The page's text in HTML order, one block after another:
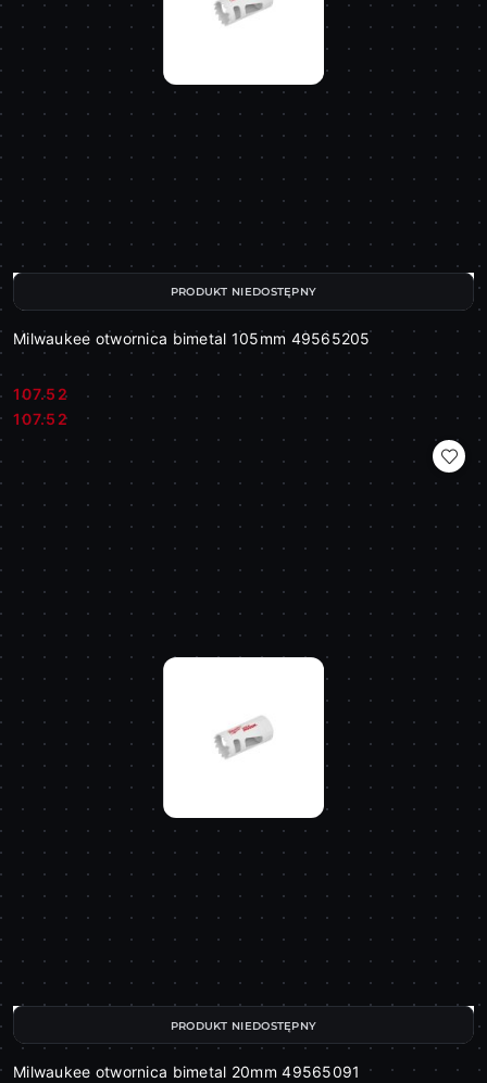
Milwaukee otwornica bimetal 105mm 49565205
Cena:
107.52
Cena:
107.52
PRODUKT NIEDOSTĘPNY
Milwaukee otwornica bimetal 20mm 49565091
PRODUKT NIEDOSTĘPNY